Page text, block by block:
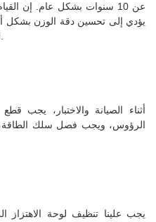
عن 10 سنوات بشكل عام. إن
يؤدي إلى تحسين دقة الوزن بشكل
لزيادة قيمته الاقتصادية إلى أقصى حد.
أثناء الصيانة والاختبار، يجب
الرؤوس، ويجب فصل سلك الطاقة،
يجب علينا تنظيف لوحة الاهتزاز